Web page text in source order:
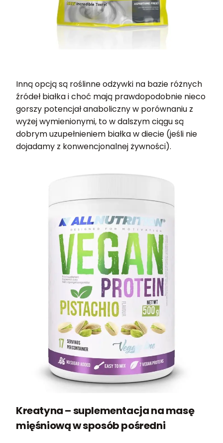
Inną opcją są roślinne odżywki na bazie różnych
źródeł białka i choć mają prawdopodobnie nieco
gorszy potencjał anaboliczny w porównaniu z
wyżej wymienionymi, to w dalszym ciągu są
dobrym uzupełnieniem białka w diecie (jeśli nie
dojadamy z konwencjonalnej żywności).
Kreatyna – suplementacja na masę
mięśniową w sposób pośredni